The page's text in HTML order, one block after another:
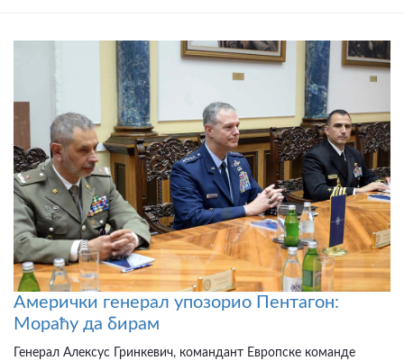
Амерички генерал упозорио Пентагон:
Мораћу да бирам
Генерал Алексус Гринкевич, командант Европске команде